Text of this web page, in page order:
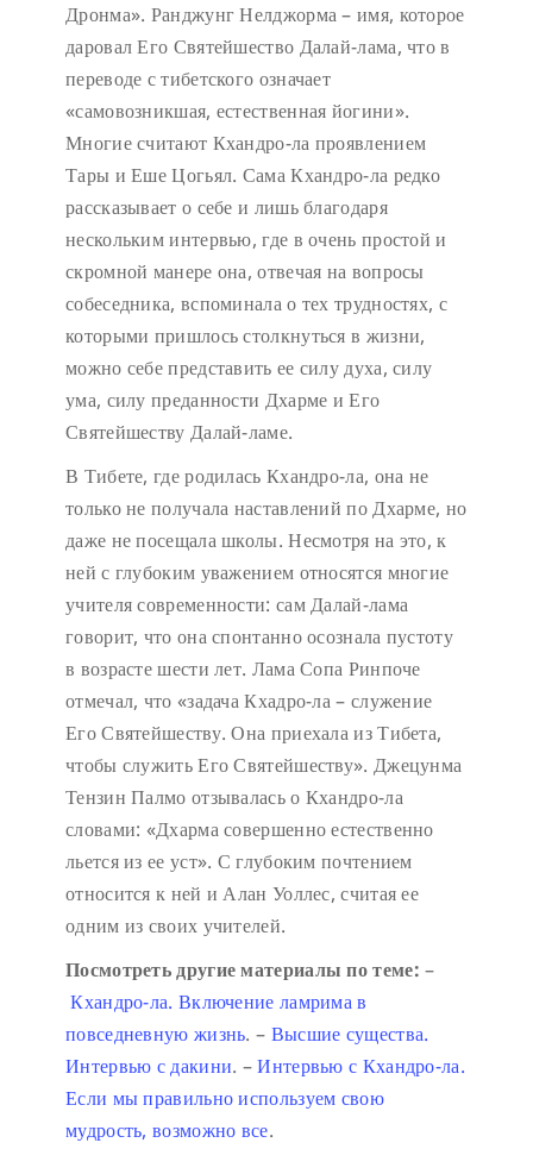
Дронма». Ранджунг Нелджорма – имя, которое
даровал Его Святейшество Далай-лама, что в
переводе с тибетского означает
«самовозникшая, естественная йогини».
Многие считают Кхандро-ла проявлением
Тары и Еше Цогьял. Сама Кхандро-ла редко
рассказывает о себе и лишь благодаря
нескольким интервью, где в очень простой и
скромной манере она, отвечая на вопросы
собеседника, вспоминала о тех трудностях, с
которыми пришлось столкнуться в жизни,
можно себе представить ее силу духа, силу
ума, силу преданности Дхарме и Его
Святейшеству Далай-ламе.
В Тибете, где родилась Кхандро-ла, она не
только не получала наставлений по Дхарме, но
даже не посещала школы. Несмотря на это, к
ней с глубоким уважением относятся многие
учителя современности: сам Далай-лама
говорит, что она спонтанно осознала пустоту
в возрасте шести лет. Лама Сопа Ринпоче
отмечал, что «задача Кхадро-ла – служение
Его Святейшеству. Она приехала из Тибета,
чтобы служить Его Святейшеству». Джецунма
Тензин Палмо отзывалась о Кхандро-ла
словами: «Дхарма совершенно естественно
льется из ее уст». С глубоким почтением
относится к ней и Алан Уоллес, считая ее
одним из своих учителей.
Посмотреть другие материалы по теме: –
Кхандро-ла. Включение ламрима в
повседневную жизнь. – Высшие существа.
Интервью с дакини. –Интервью с Кхандро-ла.
Если мы правильно используем свою
мудрость, возможно все.